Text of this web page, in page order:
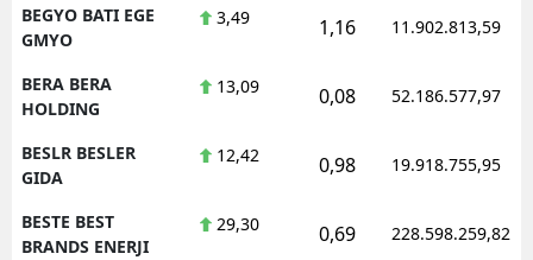
BEGYO BATI EGE
GMYO
3,49 1,16 11.902.813,59
BERA BERA
HOLDING
13,09 0,08 52.186.577,97
BESLR BESLER
GIDA
12,42 0,98 19.918.755,95
BESTE BEST
BRANDS ENERJI
29,30 0,69 228.598.259,82